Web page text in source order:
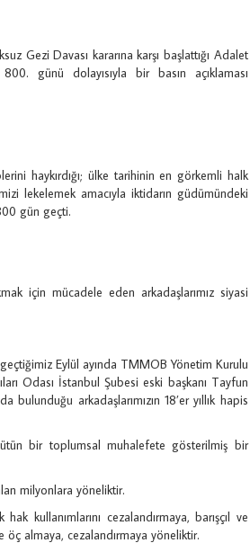
Gezi Davası kararına karşı başlattığı Adalet
günü dolayısıyla bir basın açıklaması
haykırdığı; ülke tarihinin en görkemli halk
lekelemek amacıyla iktidarın güdümündeki
gün geçti.
için mücadele eden arkadaşlarımız siyasi
Eylül ayında TMMOB Yönetim Kurulu
Odası İstanbul Şubesi eski başkanı Tayfun
bulunduğu arkadaşlarımızın 18’er yıllık hapis
bir toplumsal muhalefete gösterilmiş bir
milyonlara yöneliktir.
kullanımlarını cezalandırmaya, barışçıl ve
almaya, cezalandırmaya yöneliktir.